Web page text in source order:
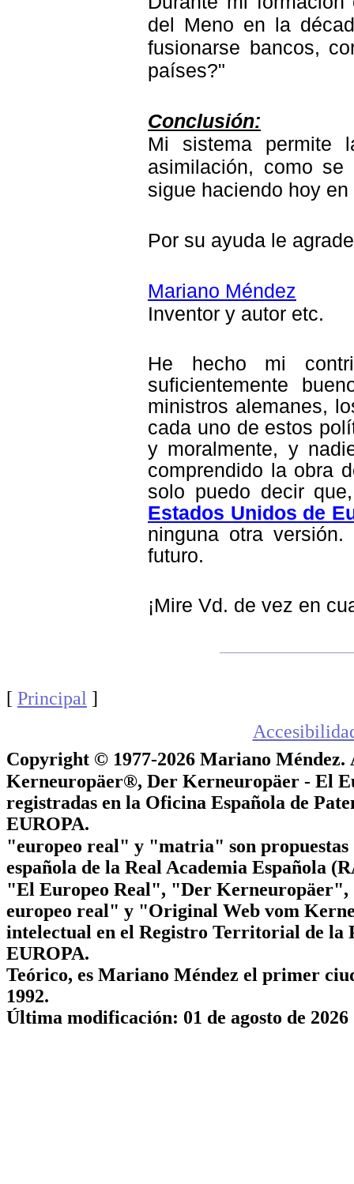
del Meno en la
fusionarse bancos,
países?"
Conclusión:
Mi sistema
asimilación, como
sigue haciendo hoy
Por su ayuda le
Mariano Méndez
Inventor y autor etc.
He hecho mi
suficientemente
ministros alemanes,
cada uno de estos
y moralmente, y
comprendido la obra
solo puedo decir
Estados Unidos de
ninguna otra
futuro.
¡Mire Vd. de vez en
[ Principal ]
Copyright © 1977-2026 Mariano Méndez.
Kerneuropäer®, Der Kerneuropäer - El
registradas en la Oficina Española de
EUROPA.
"europeo real" y "matria" son
española de la Real Academia Española
"El Europeo Real", "Der
europeo real" y "Original Web vom
intelectual en el Registro Territorial de la
EUROPA.
Teórico, es Mariano Méndez el primer
1992.
Última modificación: 01 de agosto de 2026